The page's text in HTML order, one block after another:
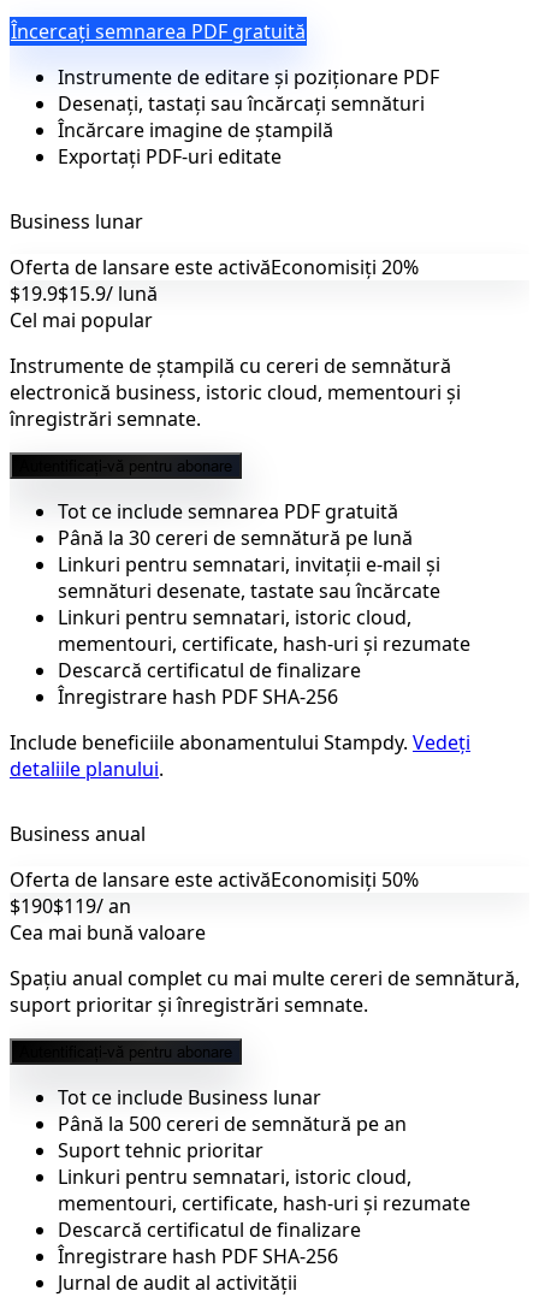
Încercați semnarea PDF gratuită
Instrumente de editare și poziționare PDF
Desenați, tastați sau încărcați semnături
Încărcare imagine de ștampilă
Exportați PDF-uri editate
Business lunar
Oferta de lansare este activăEconomisiți 20%
$19.9$15.9/ lună
Cel mai popular
Instrumente de ștampilă cu cereri de semnătură
electronică business, istoric cloud, mementouri și
înregistrări semnate.
Autentificați-vă pentru abonare
Tot ce include semnarea PDF gratuită
Până la 30 cereri de semnătură pe lună
Linkuri pentru semnatari, invitații e-mail și
semnături desenate, tastate sau încărcate
Linkuri pentru semnatari, istoric cloud,
mementouri, certificate, hash-uri și rezumate
Descarcă certificatul de finalizare
Înregistrare hash PDF SHA-256
Include beneficiile abonamentului Stampdy. Vedeți
detaliile planului.
Business anual
Oferta de lansare este activăEconomisiți 50%
$190$119/ an
Cea mai bună valoare
Spațiu anual complet cu mai multe cereri de semnătură,
suport prioritar și înregistrări semnate.
Autentificați-vă pentru abonare
Tot ce include Business lunar
Până la 500 cereri de semnătură pe an
Suport tehnic prioritar
Linkuri pentru semnatari, istoric cloud,
mementouri, certificate, hash-uri și rezumate
Descarcă certificatul de finalizare
Înregistrare hash PDF SHA-256
Jurnal de audit al activității